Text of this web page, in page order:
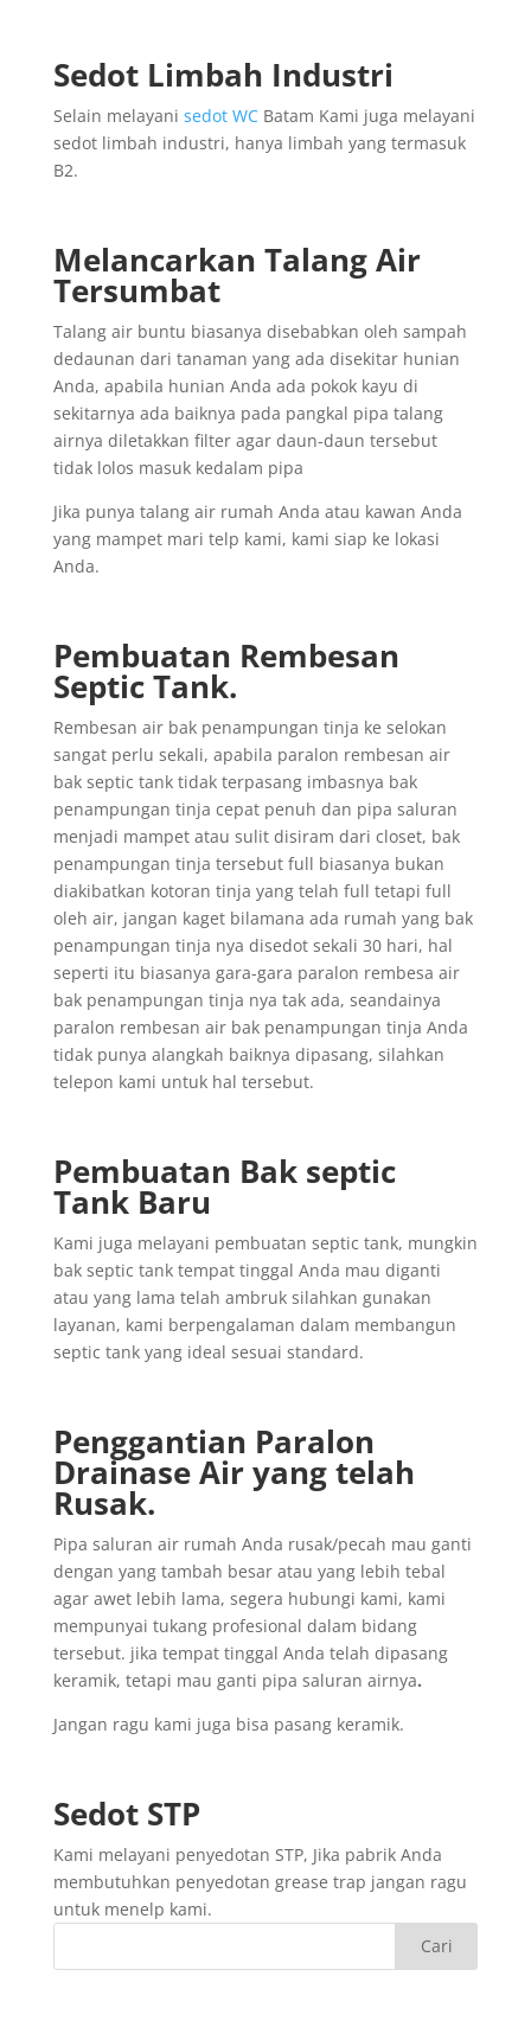
Sedot Limbah Industri
Selain melayani sedot WCBatam Kami juga melayani
sedot limbah industri, hanya limbah yang termasuk
B2.
Melancarkan Talang Air
Tersumbat
Talang air buntu biasanya disebabkan oleh sampah
dedaunan dari tanaman yang ada disekitar hunian
Anda, apabila hunian Anda ada pokok kayu di
sekitarnya ada baiknya pada pangkal pipa talang
airnya diletakkan filter agar daun-daun tersebut
tidak lolos masuk kedalam pipa
Jika punya talang air rumah Anda atau kawan Anda
yang mampet mari telp kami, kami siap ke lokasi
Anda.
Pembuatan Rembesan
Septic Tank.
Rembesan air bak penampungan tinja ke selokan
sangat perlu sekali, apabila paralon rembesan air
bak septic tank tidak terpasang imbasnya bak
penampungan tinja cepat penuh dan pipa saluran
menjadi mampet atau sulit disiram dari closet, bak
penampungan tinja tersebut full biasanya bukan
diakibatkan kotoran tinja yang telah full tetapi full
oleh air, jangan kaget bilamana ada rumah yang bak
penampungan tinja nya disedot sekali 30 hari, hal
seperti itu biasanya gara-gara paralon rembesa air
bak penampungan tinja nya tak ada, seandainya
paralon rembesan air bak penampungan tinja Anda
tidak punya alangkah baiknya dipasang, silahkan
telepon kami untuk hal tersebut.
Pembuatan Bak septic
Tank Baru
Kami juga melayani pembuatan septic tank, mungkin
bak septic tank tempat tinggal Anda mau diganti
atau yang lama telah ambruk silahkan gunakan
layanan, kami berpengalaman dalam membangun
septic tank yang ideal sesuai standard.
Penggantian Paralon
DrainaseAir yangtelah
Rusak.
Pipa saluran air rumah Anda rusak/pecah mau ganti
dengan yang tambah besar atau yang lebih tebal
agar awet lebih lama, segera hubungi kami, kami
mempunyai tukang profesional dalam bidang
tersebut. jika tempat tinggal Anda telah dipasang
keramik, tetapi mau ganti pipa saluran airnya.
Jangan ragu kami juga bisa pasang keramik.
Sedot STP
Kami melayani penyedotan STP, Jika pabrik Anda
membutuhkan penyedotan grease trap jangan ragu
untuk menelp kami.